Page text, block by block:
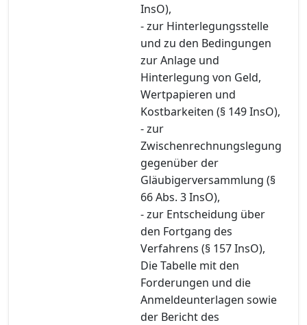
InsO),
- zur Hinterlegungsstelle
und zu den Bedingungen
zur Anlage und
Hinterlegung von Geld,
Wertpapieren und
Kostbarkeiten (§ 149 InsO),
- zur
Zwischenrechnungslegung
gegenüber der
Gläubigerversammlung (§
66 Abs. 3 InsO),
- zur Entscheidung über
den Fortgang des
Verfahrens (§ 157 InsO),
Die Tabelle mit den
Forderungen und die
Anmeldeunterlagen sowie
der Bericht des